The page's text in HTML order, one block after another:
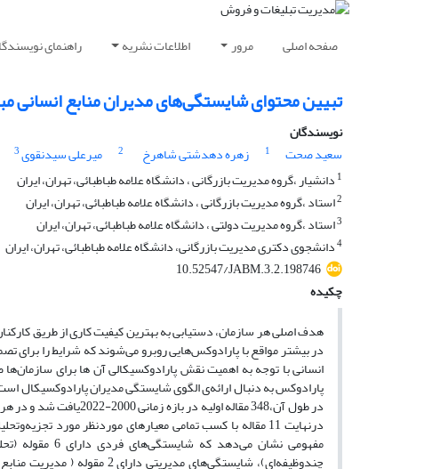
صفحه اصلی مرور اطلاعات نشریه راهنمای
تبیین محتوای شایستگی‌های مدیران منابع انسانی
نویسندگان
سعید صحت
1 زهره دهدشتی شاهرخ 2 میرعلی سیدنقوی3
1 دانشیار ،گروه مدیریت بازرگانی ، دانشگاه علامه طباطبائی، تهران، ایران
2استاد ،گروه مدیریت بازرگانی ، دانشگاه علامه طباطبائی، تهران، ایران
3استاد ،گروه مدیریت دولتی ، دانشگاه علامه طباطبائی، تهران، ایران
4دانشجوی دکتری مدیریت بازرگانی، دانشگاه علامه طباطبائی، تهران، ایران
10.52547/JABM.3.2.198746
چکیده
هدف اصلی هر سازمان، دستیابی به بهترین کیفیت کاری از طریق
در بیشتر مواقع با پارادوکس‌هایی روبرو می‌شوند که شرایط را برای
انسانی با توجه به اهمیت نقش پارادوکسیکالی آن ها برای
در طول آن،348 مقاله
درنهایت 11 مقاله با کسب تمامی معیارهای موردنظر مورد